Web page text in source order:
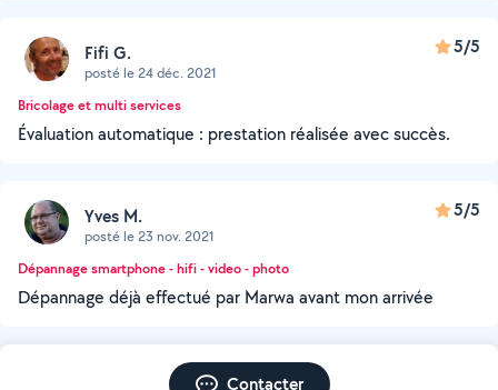
Fifi G.
posté le 24 déc. 2021
5/5
Bricolage et multi services
Évaluation automatique : prestation réalisée avec succès.
Yves M.
posté le 23 nov. 2021
5/5
Dépannage smartphone - hifi - video - photo
Dépannage déjà effectué par Marwa avant mon arrivée
Contacter